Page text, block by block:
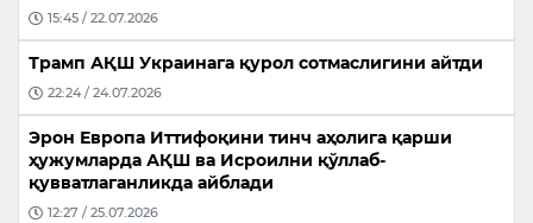
15:45 / 22.07.2026
Трамп АҚШ Украинага қурол сотмаслигини айтди
22:24 / 24.07.2026
Эрон Европа Иттифоқини тинч аҳолига қарши
ҳужумларда АҚШ ва Исроилни қўллаб-
қувватлаганликда айблади
12:27 / 25.07.2026